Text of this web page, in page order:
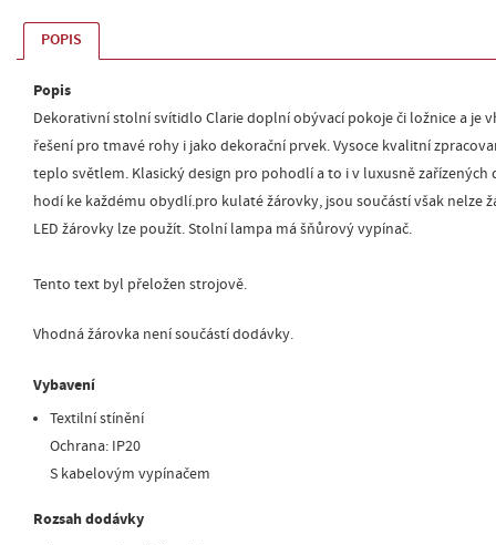
POPIS
Popis
Dekorativní stolní svítidlo Clarie doplní obývací pokoje či ložnice a je
řešení pro tmavé rohy i jako dekorační prvek. Vysoce kvalitní
teplo světlem. Klasický design pro pohodlí a to i v luxusně zařízených
hodí ke každému obydlí.pro kulaté žárovky, jsou součástí však nelze
LED žárovky lze použít. Stolní lampa má šňůrový vypínač.
Tento text byl přeložen strojově.
Vhodná žárovka není součástí dodávky.
Vybavení
Textilní stínění
Ochrana: IP20
S kabelovým vypínačem
Rozsah dodávky